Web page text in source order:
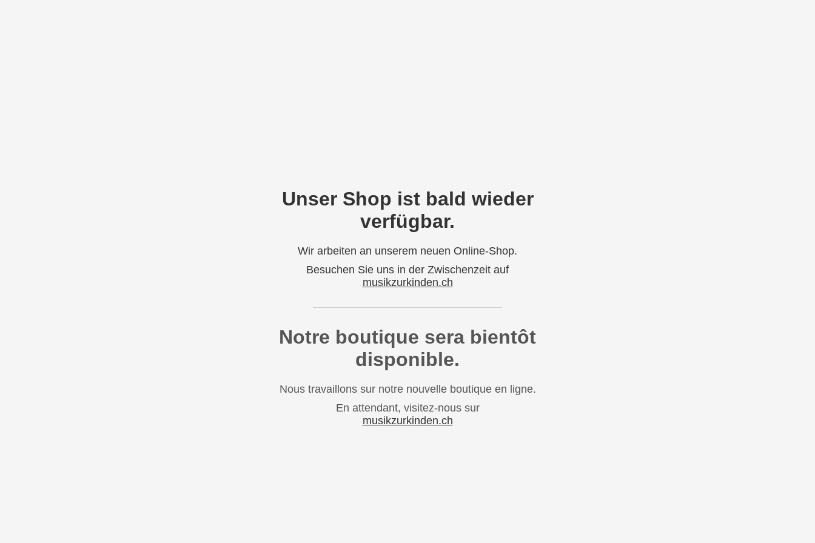
Unser Shop ist bald wieder
verfügbar.
Wir arbeiten an unserem neuen Online-Shop.
Besuchen Sie uns in der Zwischenzeit auf
musikzurkinden.ch
Notre boutique sera bientôt
disponible.
Nous travaillons sur notre nouvelle boutique en ligne.
En attendant, visitez-nous sur
musikzurkinden.ch